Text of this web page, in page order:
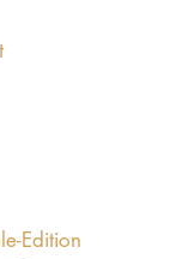
Edition